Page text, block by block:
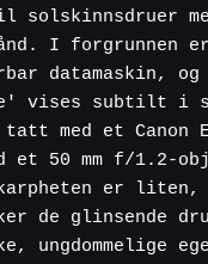
solskinnsdruer
I forgrunnen
datamaskin, og
vises subtilt i
med et Canon
et 50 mm f/1.2-
er liten,
de glinsende
ungdommelige